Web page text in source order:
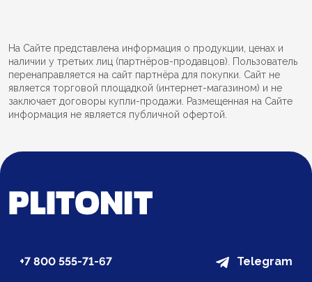
На Сайте представлена информация о продукции, ценах и
наличии у третьих лиц (партнёров-продавцов). Пользователь
перенаправляется на сайт партнёра для покупки. Сайт не
является торговой площадкой (интернет-магазином) и не
заключает договоры купли-продажи. Размещенная на Сайте
информация не является публичной офертой.
+7 800 555-71-67 Telegram